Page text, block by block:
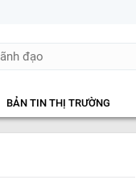
BẢN TIN THỊ TRƯỜNG